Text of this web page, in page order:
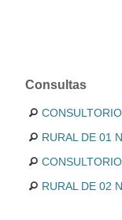
Consultas
RURAL DE 01
RURAL DE 02